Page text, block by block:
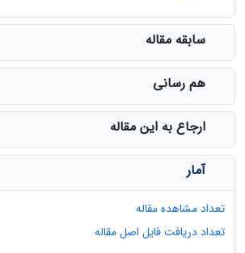
سابقه مقاله
هم رسانی
ارجاع به این مقاله
آمار
تعداد مشاهده مقاله
تعداد دریافت فایل اصل مقاله